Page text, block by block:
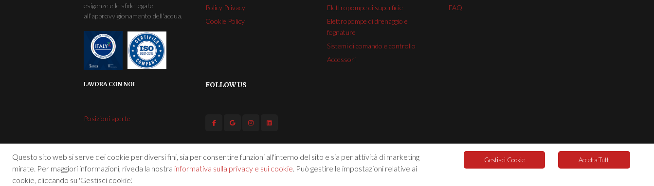
Questo sito web si serve dei cookie per diversi fini, sia per consentire funzioni all'interno del sito e sia per attività di marketing
mirate. Per maggiori informazioni, riveda la nostra informativa sulla privacy e sui cookie. Può gestire le impostazioni relative ai
cookie, cliccando su 'Gestisci cookie'.
Gestisci Cookie Accetta Tutti
esigenze e le sfide legate
all’approvvigionamento dell'acqua.
Policy Privacy
Cookie Policy
Elettropompe di superficie
Elettropompe di drenaggio e
fognature
Sistemi di comando e controllo
Accessori
FAQ
LAVORA CON NOI
Posizioni aperte
FOLLOW US
Cookie Policy